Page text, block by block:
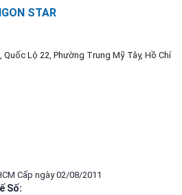
STAR
Quốc Lộ 22, Phường Trung Mỹ Tây, Hồ Chí
Cấp ngày 02/08/2011
Số: